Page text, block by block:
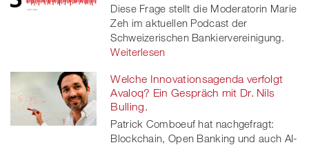
Diese Frage stellt die Moderatorin Marie
Zeh im aktuellen Podcast der
Schweizerischen Bankiervereinigung.
Weiterlesen
Welche Innovationsagenda verfolgt
Avaloq? Ein Gespräch mit Dr. Nils
Bulling.
Patrick Comboeuf hat nachgefragt:
Blockchain, Open Banking und auch AI-